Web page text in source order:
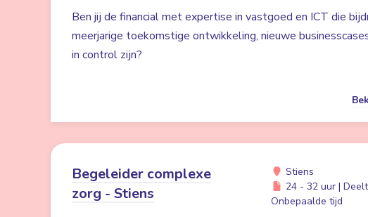
Ben jij de financial met expertise in vastgoed en ICT die
meerjarige toekomstige ontwikkeling, nieuwe
in control zijn?
Begeleider complexe
zorg - Stiens
Stiens
24 - 32 uur |
Onbepaalde tijd